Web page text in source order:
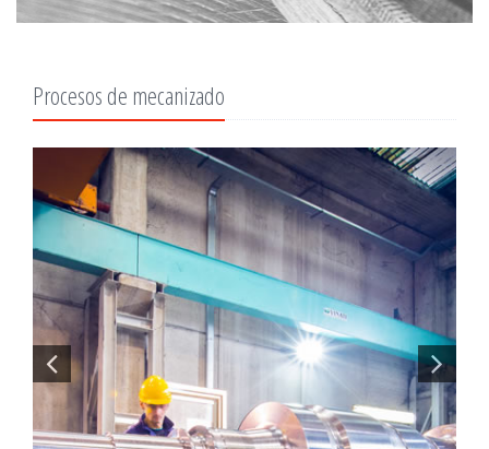
Procesos de mecanizado